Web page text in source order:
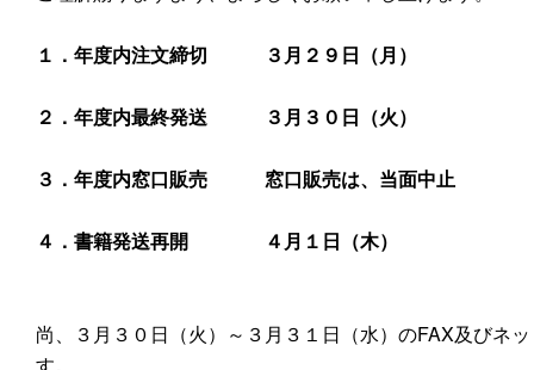
１．年度内注文締切 ３月２９日（月）
２．年度内最終発送 ３月３０日（火）
３．年度内窓口販売 窓口販売は、当面中止
４． 書籍発送再開 ４月１日（木）
尚、３月３０日（火）～３月３１日（水）のFAX及びネ